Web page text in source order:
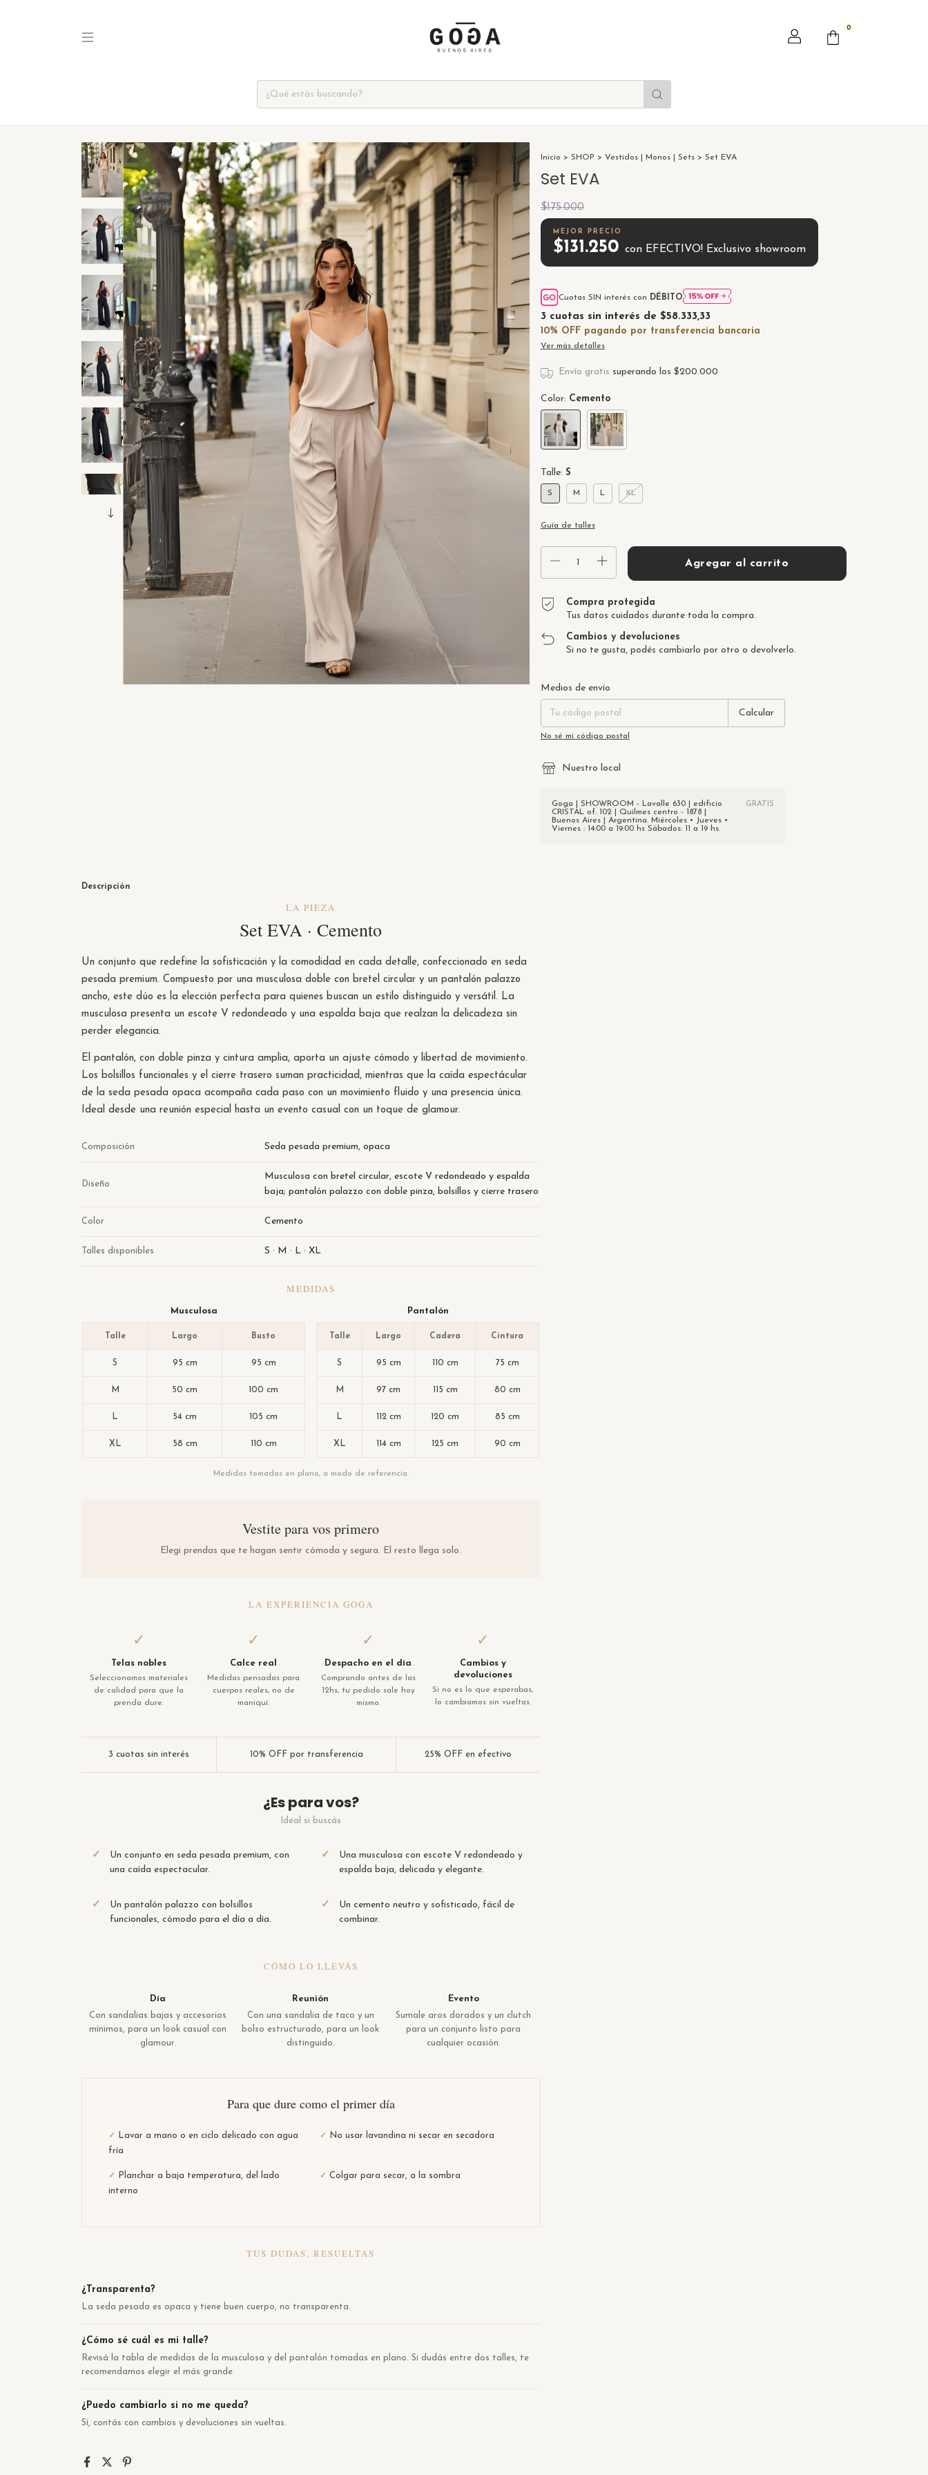
0
/ 14 Inicio > SHOP > Vestidos | Monos | Sets > Set EVA
Set EVA
$175.000
$131.250 con EFECTIVO! Exclusivo showroom
Cuotas SIN interés con DÉBITO
3 cuotas sin interés de $58.333,33
Ver más detalles
Envío gratis superando los$200.000
Color: Cemento
Talle: S
S M L XL
Guía de talles
Compra protegida
Tus datos cuidados durante toda la compra.
Cambios y devoluciones
Si no te gusta, podés cambiarlo por otro o devolverlo.
Entregas para el CP:
Medios de envío
Calcular
No sé mi código postal
Nuestro local
Goga | SHOWROOM - Lavalle 630 | edificio
CRISTAL of. 102 | Quilmes centro - 1878 |
Buenos Aires | Argentina. Miércoles • Jueves •
Viernes : 14:00 a 19:00 hs Sábados: 11 a 19 hs.
GRATIS
Descripción
LA PIEZA
Set EVA · Cemento
Un conjunto que redefine la sofisticación y la comodidad en cada detalle, confeccionado en seda
pesada premium. Compuesto por una musculosa doble con bretel circular y un pantalón palazzo
ancho, este dúo es la elección perfecta para quienes buscan un estilo distinguido y versátil. La
musculosa presenta un escote V redondeado y una espalda baja que realzan la delicadeza sin
perder elegancia.
El pantalón, con doble pinza y cintura amplia, aporta un ajuste cómodo y libertad de movimiento.
Los bolsillos funcionales y el cierre trasero suman practicidad, mientras que la caída espectácular
de la seda pesada opaca acompaña cada paso con un movimiento fluido y una presencia única.
Ideal desde una reunión especial hasta un evento casual con un toque de glamour.
Composición Seda pesada premium, opaca
Diseño
Musculosa con bretel circular, escote V redondeado y espalda
baja; pantalón palazzo con doble pinza, bolsillos y cierre trasero
Color Cemento
Talles disponibles S · M · L · XL
MEDIDAS
Musculosa
Talle Largo Busto
S 95 cm 95 cm
M 50 cm 100 cm
L 54 cm 105 cm
XL 58 cm 110 cm
Pantalón
Talle Largo Cadera Cintura
S 95 cm 110 cm 75 cm
M 97 cm 115 cm 80 cm
L 112 cm 120 cm 85 cm
XL 114 cm 125 cm 90 cm
Medidas tomadas en plano, a modo de referencia.
Vestite para vos primero
Elegi prendas que te hagan sentir cómoda y segura. El resto llega solo.
LA EXPERIENCIA GOGA
✓
Telas nobles
Seleccionamos materiales
de calidad para que la
prenda dure.
✓
Calce real
Medidas pensadas para
cuerpos reales, no de
maniquí.
✓
Despacho en el día
Comprando antes de las
12hs, tu pedido sale hoy
mismo.
✓
Cambios y
devoluciones
Si no es lo que esperabas,
lo cambiamos sin vueltas.
3 cuotas sin interés 10% OFF por transferencia 25% OFF en efectivo
¿Es para vos?
Ideal si buscás
✓
Un conjunto en seda pesada premium, con
una caída espectacular.
✓
Una musculosa con escote V redondeado y
espalda baja, delicada y elegante.
✓
Un pantalón palazzo con bolsillos
funcionales, cómodo para el día a día.
✓
Un cemento neutro y sofisticado, fácil de
combinar.
CÓMO LO LLEVÁS
Día
Con sandalias bajas y accesorios
mínimos, para un look casual con
glamour.
Reunión
Con una sandalia de taco y un
bolso estructurado, para un look
distinguido.
Evento
Sumale aros dorados y un clutch
para un conjunto listo para
cualquier ocasión.
Para que dure como el primer día
✓
Lavar a mano o en ciclo delicado con agua
fría
✓ No usar lavandina ni secar en secadora
✓
Planchar a baja temperatura, del lado
interno
✓ Colgar para secar, a la sombra
TUS DUDAS, RESUELTAS
¿Transparenta?
La seda pesada es opaca y tiene buen cuerpo, no transparenta.
¿Cómo sé cuál es mi talle?
Revisá la tabla de medidas de la musculosa y del pantalón tomadas en plano. Si dudás entre dos talles, te
recomendamos elegir el más grande.
¿Puedo cambiarlo si no me queda?
Sí, contás con cambios y devoluciones sin vueltas.